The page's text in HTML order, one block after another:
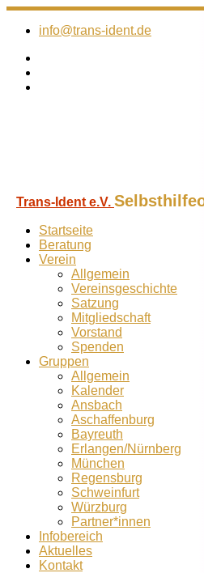
Zum
Inhalt
info@trans-ident.de
Trans-Ident e.V.
Startseite
Beratung
Verein
Allgemein
Vereins­geschichte
Satzung
Mitglied­schaft
Vorstand
Spenden
Gruppen
Allgemein
Kalender
Ansbach
Aschaffenburg
Bayreuth
Erlangen/Nürnberg
München
Regensburg
Schweinfurt
Würzburg
Partner*innen
Infobereich
Aktuelles
Kontakt